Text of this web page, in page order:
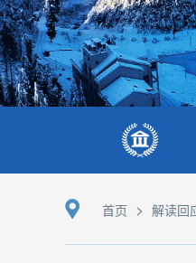
首页 > 解读回